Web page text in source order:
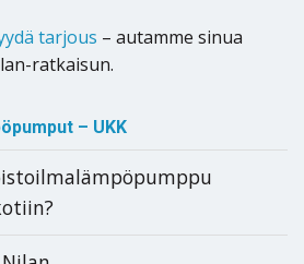
tarjous – autamme sinua
ratkaisun.
– UKK